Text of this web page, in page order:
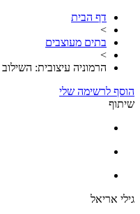
דף הבית
>
בתים מעוצבים
>
הרמוניה עיצובית:
הוסף לרשימה שלי
שיתוף
גילי אריאל